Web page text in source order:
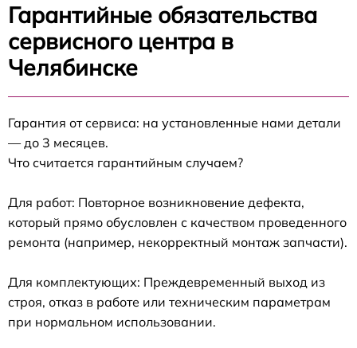
Гарантийные обязательства
сервисного центра в
Челябинске
Гарантия от сервиса: на установленные нами детали
— до 3 месяцев.
Что считается гарантийным случаем?
Для работ: Повторное возникновение дефекта,
который прямо обусловлен с качеством проведенного
ремонта (например, некорректный монтаж запчасти).
Для комплектующих: Преждевременный выход из
строя, отказ в работе или техническим параметрам
при нормальном использовании.